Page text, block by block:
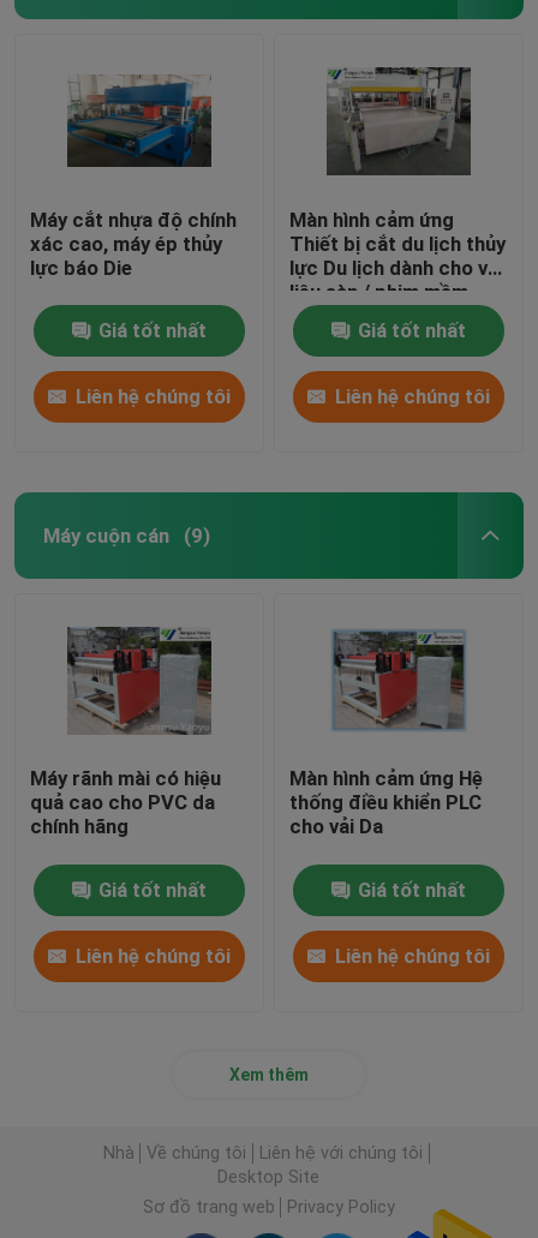
Máy cắt nhựa độ chính
xác cao, máy ép thủy
lực báo Die
Giá tốt nhất
Liên hệ chúng tôi
Màn hình cảm ứng
Thiết bị cắt du lịch thủy
lực Du lịch dành cho vật
liệu sàn / phim mềm
Giá tốt nhất
Liên hệ chúng tôi
Máy cuộn cán (9)
Máy rãnh mài có hiệu
quả cao cho PVC da
chính hãng
Giá tốt nhất
Liên hệ chúng tôi
Màn hình cảm ứng Hệ
thống điều khiển PLC
cho vải Da
Giá tốt nhất
Liên hệ chúng tôi
Xem thêm
Nhà Về chúng tôi
Liên hệ với chúng tôi
Desktop Site
Sơ đồ trang web
Privacy Policy